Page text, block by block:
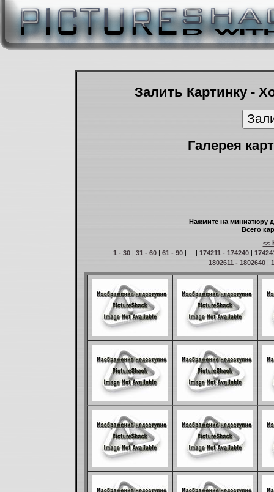
Залить Картинку -
Галерея
Нажмите на миниатюру
Всего
<<
1 - 30 | 31 - 60 | 61 - 90 | ... | 174211 - 174240 |
1802611 - 1802640|